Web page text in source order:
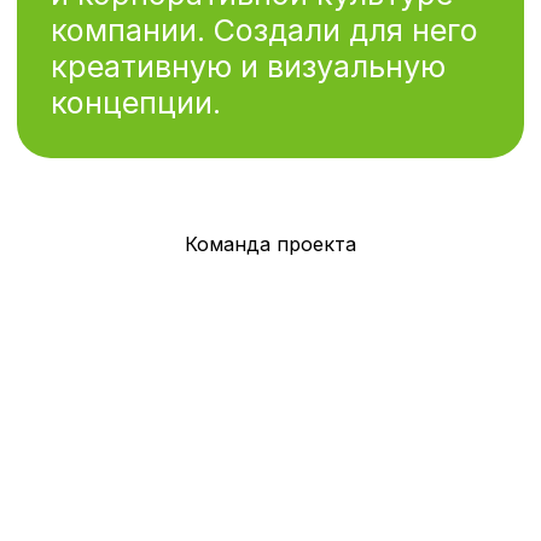
Команда проекта
конфиденциальности
файлов cookie
Youtube